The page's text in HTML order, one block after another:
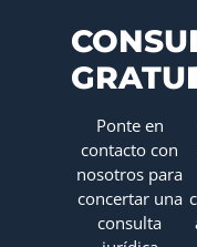
Ponte en
contacto con
nosotros para
concertar una
consulta